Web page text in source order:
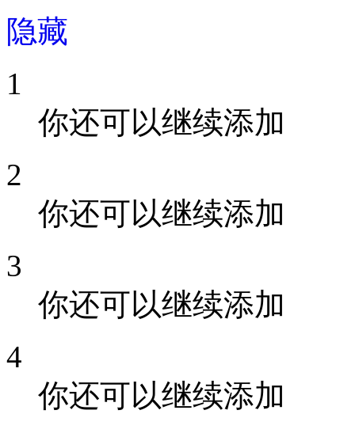
隐藏
1
你还可以继续添加
2
你还可以继续添加
3
你还可以继续添加
4
你还可以继续添加